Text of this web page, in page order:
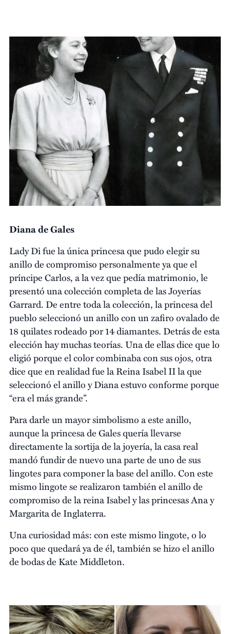
Diana de Gales
Lady Di fue la única princesa que pudo elegir su
anillo de compromiso personalmente ya que el
príncipe Carlos, a la vez que pedía matrimonio, le
presentó una colección completa de las Joyerías
Garrard. De entre toda la colección, la princesa del
pueblo seleccionó un anillo con un zafiro ovalado de
18 quilates rodeado por 14 diamantes. Detrás de esta
elección hay muchas teorías. Una de ellas dice que lo
eligió porque el color combinaba con sus ojos, otra
dice que en realidad fue la Reina Isabel II la que
seleccionó el anillo y Diana estuvo conforme porque
“era el más grande”.
Para darle un mayor simbolismo a este anillo,
aunque la princesa de Gales quería llevarse
directamente la sortija de la joyería, la casa real
mandó fundir de nuevo una parte de uno de sus
lingotes para componer la base del anillo. Con este
mismo lingote se realizaron también el anillo de
compromiso de la reina Isabel y las princesas Ana y
Margarita de Inglaterra.
Una curiosidad más: con este mismo lingote, o lo
poco que quedará ya de él, también se hizo el anillo
de bodas de Kate Middleton.